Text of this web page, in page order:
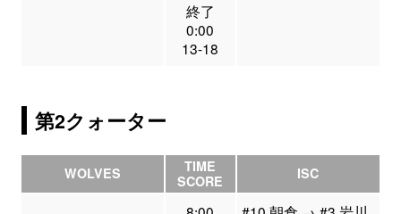
終了
0:00
13-18
第2クォーター
WOLVES
TIME
SCORE
ISC